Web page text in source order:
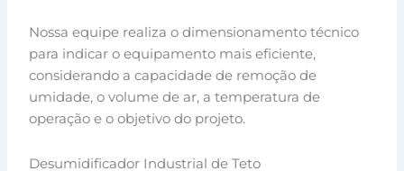
Nossa equipe realiza o dimensionamento técnico
para indicar o equipamento mais eficiente,
considerando a capacidade de remoção de
umidade, o volume de ar, a temperatura de
operação e o objetivo do projeto.
Desumidificador Industrial de Teto